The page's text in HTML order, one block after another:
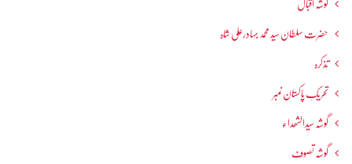
گوشہ اقبال
حضرت سلطان سید محمد بہادرعلی شاہ
تذکرہ
تحریکِ پاکستان نمبر
گوشہ سیدالشھداء
گوشہ تصوف